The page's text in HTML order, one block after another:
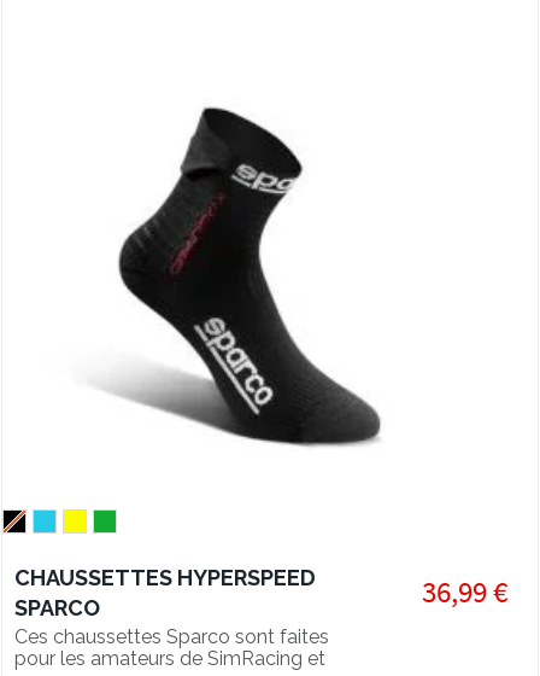
CHAUSSETTES HYPERSPEED
SPARCO
Ces chaussettes Sparco sont faites
pour les amateurs de SimRacing et
36,99 €